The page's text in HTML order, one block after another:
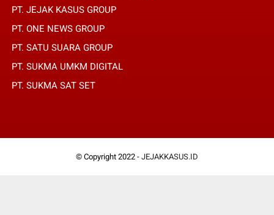
PT. JEJAK KASUS GROUP
PT. ONE NEWS GROUP
PT. SATU SUARA GROUP
PT. SUKMA UMKM DIGITAL
PT. SUKMA SAT SET
© Copyright 2022 - JEJAKKASUS.ID